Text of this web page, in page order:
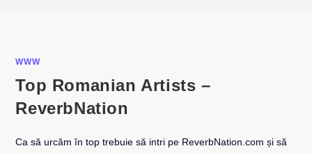
WWW
Top Romanian Artists –
ReverbNation
Ca să urcăm în top trebuie să intri pe ReverbNation.com și să